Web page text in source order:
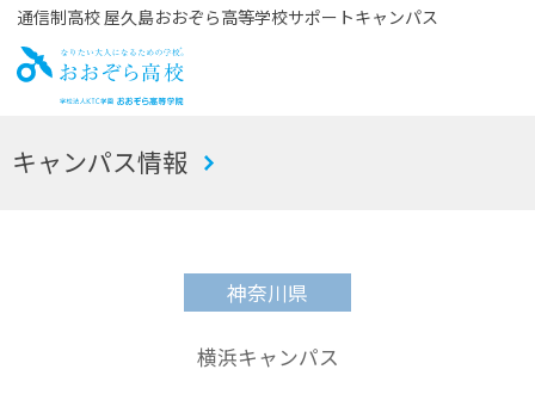
通信制高校 屋久島おおぞら高等学校サポートキャンパス
お
キャンパス情報
神奈川県
横浜キャンパス